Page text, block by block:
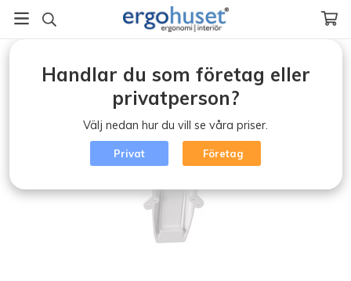
Handlar du som företag eller
privatperson?
Välj nedan hur du vill se våra priser.
Privat Företag